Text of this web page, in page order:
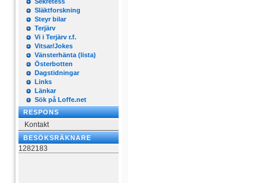
Släktforskning
Steyr bilar
Terjärv
Vi i Terjärv r.f.
Vitsar/Jokes
Vänsterhänta (lista)
Österbotten
Dagstidningar
Links
Länkar
Sök på Loffe.net
RESPONS
Kontakt
BESÖKSRÄKNARE
1282183